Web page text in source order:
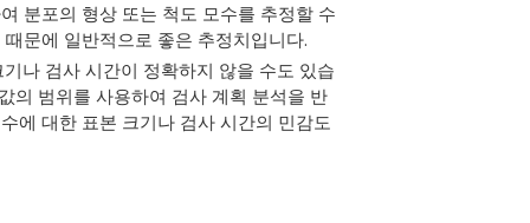
분포의 형상 또는 척도 모수를 추정할 수
문에 일반적으로 좋은 추정치입니다.
나 검사 시간이 정확하지 않을 수도 있습
의 범위를 사용하여 검사 계획 분석을 반
에 대한 표본 크기나 검사 시간의 민감도